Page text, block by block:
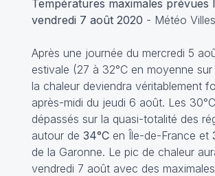
Températures maximales prévues
vendredi 7 août 2020 - Météo Villes
Après une journée du mercredi 5
estivale (27 à 32°C en moyenne sur
la chaleur deviendra véritablement
après-midi du jeudi 6 août. Les
dépassés sur la quasi-totalité des
autour de 34°Cen Île-de-France et
de la Garonne. Le pic de chaleur
vendredi 7 août avec des